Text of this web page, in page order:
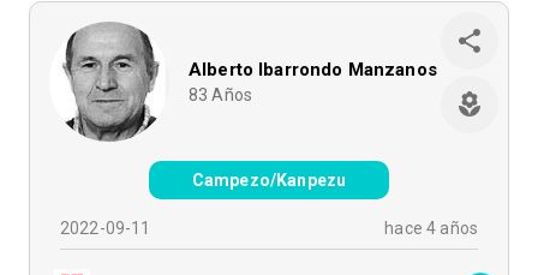
Alberto Ibarrondo Manzanos
83 Años
Campezo/Kanpezu
2022-09-11 hace 4 años